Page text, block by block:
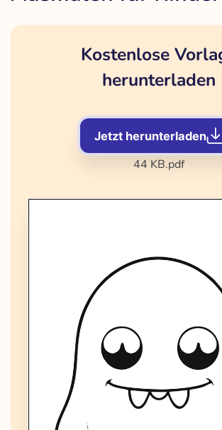
Kostenlose
herunterladen
Jetzt herunterladen
44 KB.pdf